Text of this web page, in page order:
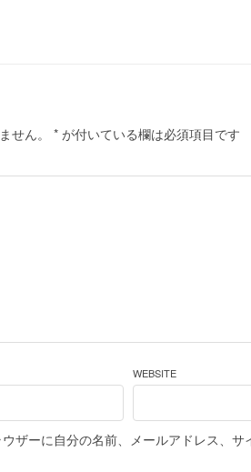
せん。 * が付いている欄は必須項目です
WEBSITE
ザーに自分の名前、メールアドレス、サ